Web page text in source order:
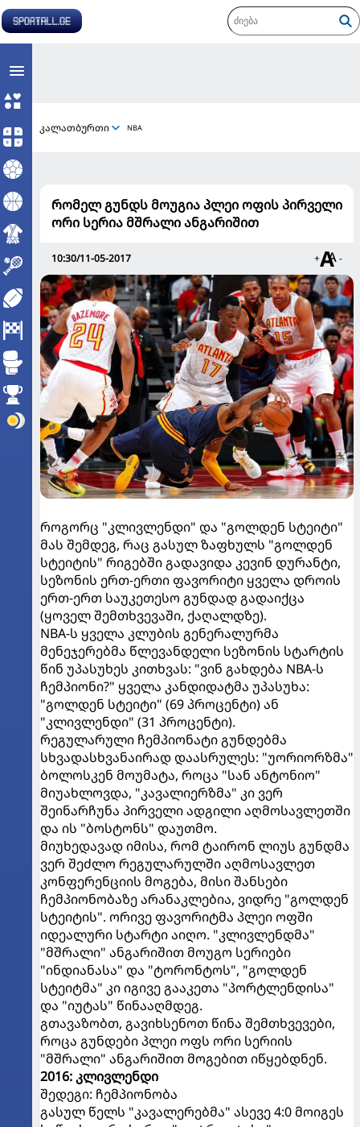
კალათბურთი NBA
რომელ გუნდს მოუგია პლეი ოფის პირველი
ორი სერია მშრალი ანგარიშით
10:30/11-05-2017 + -
როგორც "კლივლენდი" და "გოლდენ სტეიტი"
მას შემდეგ, რაც გასულ ზაფხულს "გოლდენ
სტეიტის" რიგებში გადავიდა კევინ დურანტი,
სეზონის ერთ-ერთი ფავორიტი ყველა დროის
ერთ-ერთ საუკეთესო გუნდად გადაიქცა
(ყოველ შემთხვევაში, ქაღალდზე).
NBA-ს ყველა კლუბის გენერალურმა
მენეჯერებმა წლევანდელი სეზონის სტარტის
წინ უპასუხეს კითხვას: "ვინ გახდება NBA-ს
ჩემპიონი?" ყველა კანდიდატმა უპასუხა:
"გოლდენ სტეიტი" (69 პროცენტი) ან
"კლივლენდი" (31 პროცენტი).
რეგულარული ჩემპიონატი გუნდებმა
სხვადასხვანაირად დაასრულეს: "უორიორზმა"
ბოლოსკენ მოუმატა, როცა "სან ანტონიო"
მიუახლოვდა, "კავალიერზმა" კი ვერ
შეინარჩუნა პირველი ადგილი აღმოსავლეთში
და ის "ბოსტონს" დაუთმო.
მიუხედავად იმისა, რომ ტაირონ ლიუს გუნდმა
ვერ შეძლო რეგულარულში აღმოსავლეთ
კონფერენციის მოგება, მისი შანსები
ჩემპიონობაზე არანაკლებია, ვიდრე "გოლდენ
სტეიტის". ორივე ფავორიტმა პლეი ოფში
იდეალური სტარტი აიღო. "კლივლენდმა"
"მშრალი" ანგარიშით მოუგო სერიები
"ინდიანასა" და "ტორონტოს", "გოლდენ
სტეიტმა" კი იგივე გააკეთა "პორტლენდისა"
და "იუტას" წინააღმდეგ.
გთავაზობთ, გავიხსენოთ წინა შემთხვევები,
როცა გუნდები პლეი ოფს ორი სერიის
"მშრალი" ანგარიშით მოგებით იწყებდნენ.
2016: კლივლენდი
შედეგი: ჩემპიონობა
გასულ წელს "კავალერებმა" ასევე 4:0 მოიგეს